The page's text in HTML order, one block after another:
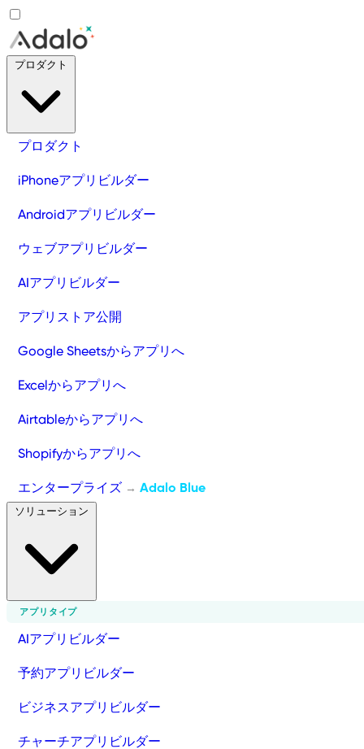
プロダクト
iPhoneアプリビルダー
Androidアプリビルダー
ウェブアプリビルダー
AIアプリビルダー
アプリストア公開
Google Sheetsからアプリへ
Excelからアプリへ
Airtableからアプリへ
Shopifyからアプリへ
エンタープライズ → Adalo Blue
アプリタイプ
AIアプリビルダー
予約アプリビルダー
ビジネスアプリビルダー
チャーチアプリビルダー